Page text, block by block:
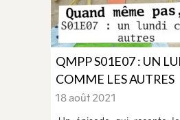
QMPP S01E07 : UN
COMME LES AUTRES
18 août 2021